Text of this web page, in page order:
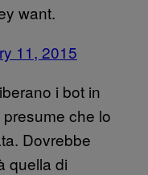
want.
11, 2015
i bot in
che lo
Dovrebbe
quella di